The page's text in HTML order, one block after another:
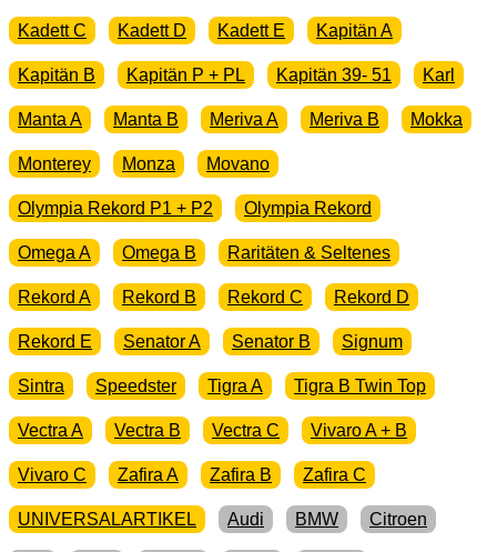
Kadett C Kadett D Kadett E Kapitän A
Kapitän B Kapitän P + PL Kapitän 39- 51 Karl
Manta A Manta B Meriva A Meriva B Mokka
Monterey Monza Movano
Olympia Rekord P1 + P2 Olympia Rekord
Omega A Omega B Raritäten & Seltenes
Rekord A Rekord B Rekord C Rekord D
Rekord E Senator A Senator B Signum
Sintra Speedster Tigra A Tigra B Twin Top
Vectra A Vectra B Vectra C Vivaro A + B
Vivaro C Zafira A Zafira B Zafira C
UNIVERSALARTIKEL Audi BMW Citroen